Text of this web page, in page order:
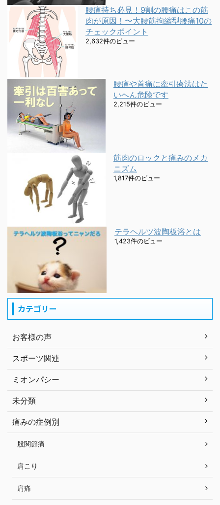
腰痛持ち必見！9割の腰痛はこの筋
肉が原因！〜大腰筋拘縮型腰痛10の
チェックポイント
2,632件のビュー
腰痛や首痛に牽引療法はた
いへん危険です
2,215件のビュー
筋肉のロックと痛みのメカ
ニズム
1,817件のビュー
テラヘルツ波陶板浴とは
1,423件のビュー
カテゴリー
お客様の声
スポーツ関連
ミオンパシー
未分類
痛みの症例別
股関節痛
肩こり
肩痛